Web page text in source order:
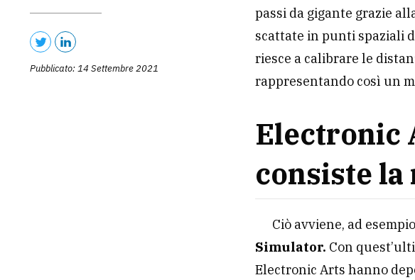
Pubblicato: 14 Settembre 2021
passi da gigante grazie
scattate in punti spaziali
riesce a calibrare le
rappresentando così un
Electronic
consiste la
Ciò avviene, ad
Simulator. Con
Electronic Arts hanno